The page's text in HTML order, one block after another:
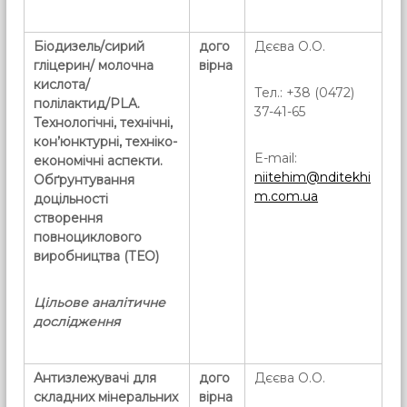
Біодизель/сирий
гліцерин/ молочна
кислота/
полілактид/PLA.
Технологічні, технічні,
кон’юнктурні, техніко-
економічні аспекти.
Обґрунтування
доцільності
створення
повноциклового
виробництва (ТЕО)
Цільове аналітичне
дослідження
дого
вірна
Дєєва О.О.
Тел.: +38 (0472)
37-41-65
E-mail:
niitehim@nditekhi
m.com.ua
Антизлежувачі для
складних мінеральних
дого
вірна
Дєєва О.О.